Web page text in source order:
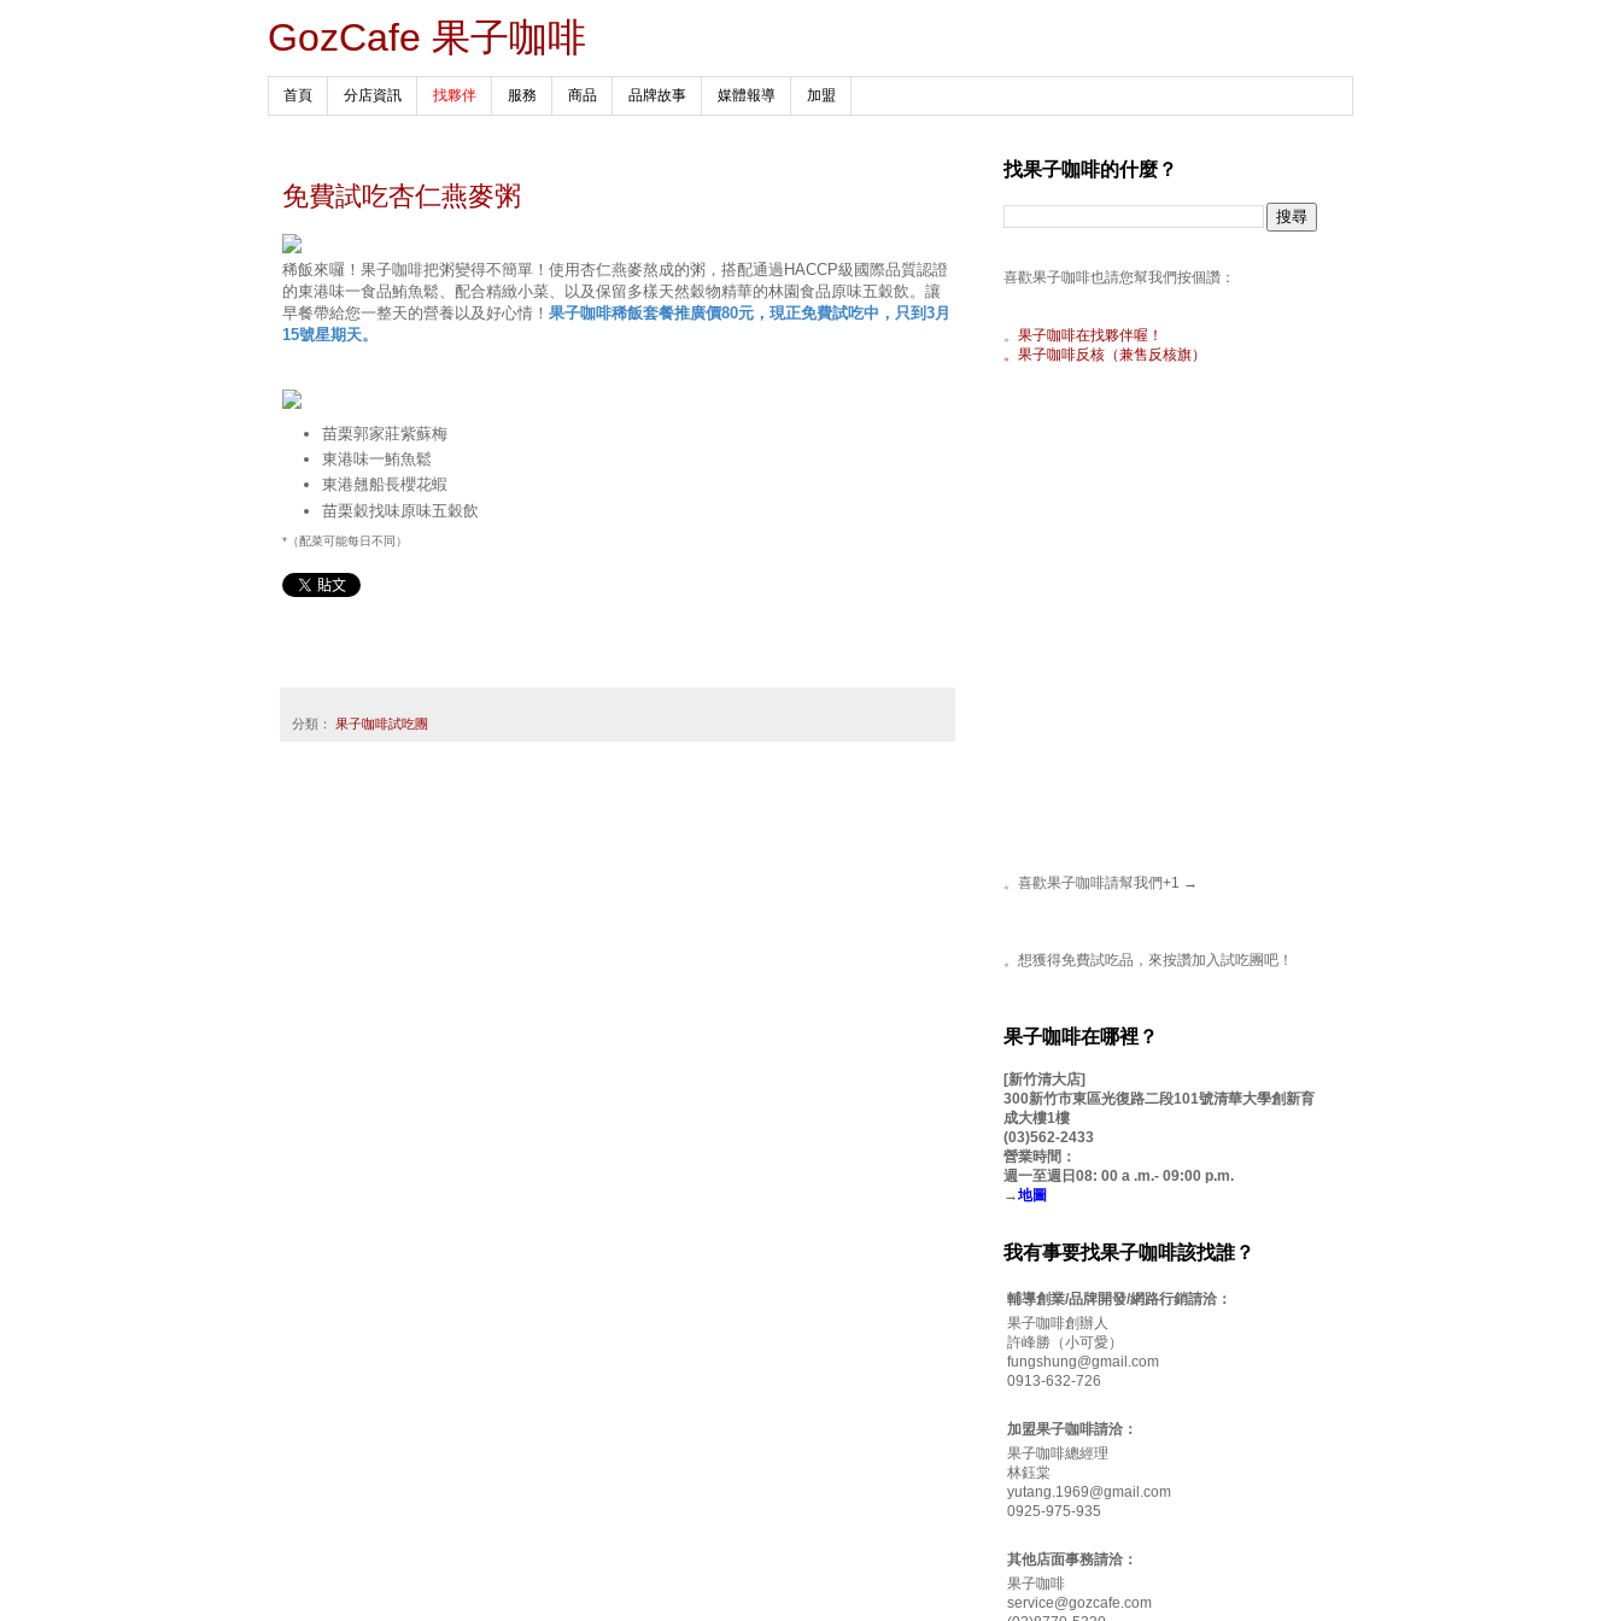
GozCafe 果子咖啡
首頁 分店資訊 找夥伴 服務 商品 品牌故事 媒體報導 加盟
免費試吃杏仁燕麥粥
稀飯來囉！果子咖啡把粥變得不簡單！使用杏仁燕麥熬成的粥，搭配通過HACCP級國際品質認證
的東港味一食品鮪魚鬆、配合精緻小菜、以及保留多樣天然穀物精華的林園食品原味五穀飲。讓
早餐帶給您一整天的營養以及好心情！ 果子咖啡稀飯套餐推廣價80元，現正免費試吃中，只到3月
15號星期天。
苗栗郭家莊紫蘇梅
東港味一鮪魚鬆
東港翹船長櫻花蝦
苗栗穀找味原味五穀飲
*（配菜可能每日不同）
分類： 果子咖啡試吃團
找果子咖啡的什麼？
喜歡果子咖啡也請您幫我們按個讚：
。 果子咖啡在找夥伴喔！
。果子咖啡反核（兼售反核旗）
。喜歡果子咖啡請幫我們+1 →
。想獲得免費試吃品，來按讚加入試吃團吧！
果子咖啡在哪裡？
[新竹清大店]
300新竹市東區光復路二段101號清華大學創新育
成大樓1樓
(03)562-2433
營業時間：
週一至週日08: 00 a .m.- 09:00 p.m.
→地圖
我有事要找果子咖啡該找誰？
輔導創業/品牌開發/網路行銷請洽：
果子咖啡創辦人
許峰勝（小可愛）
fungshung@gmail.com
0913-632-726
加盟果子咖啡請洽：
果子咖啡總經理
林鈺棠
yutang.1969@gmail.com
0925-975-935
其他店面事務請洽：
果子咖啡
service@gozcafe.com